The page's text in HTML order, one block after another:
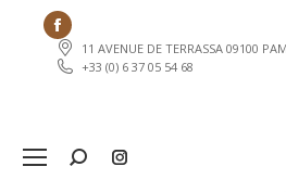
Facebook
page
opens
window
11 AVENUE DE TERRASSA 09100
+33 (0) 6 37 05 54 68
Search: